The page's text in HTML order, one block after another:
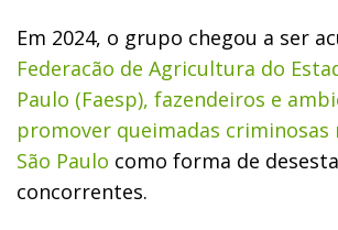
Em 2024, o grupo chegou a ser
Federacão de Agricultura do
Paulo (Faesp), fazendeiros e
promover queimadas
São Paulo como forma de
concorrentes.